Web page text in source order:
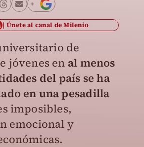
Únete al canal de Milenio
de
jóvenes en al menos
del país se ha
en una pesadilla
imposibles,
emocional y